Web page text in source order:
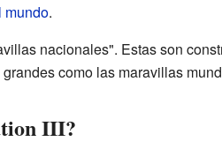
mundo.
nacionales". Estas son
como las maravillas
III?